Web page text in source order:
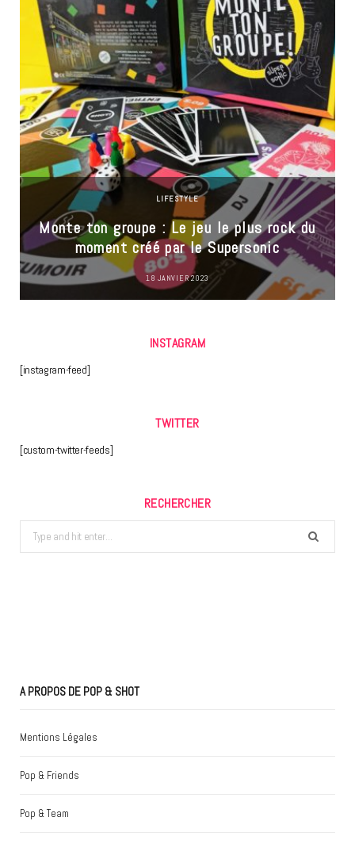
LIFESTYLE
Monte ton groupe : Le jeu le plus rock du
moment créé par le Supersonic
18 JANVIER 2023
INSTAGRAM
[instagram-feed]
TWITTER
[custom-twitter-feeds]
RECHERCHER
Search
for:
A PROPOS DE POP & SHOT
Mentions Légales
Pop & Friends
Pop & Team